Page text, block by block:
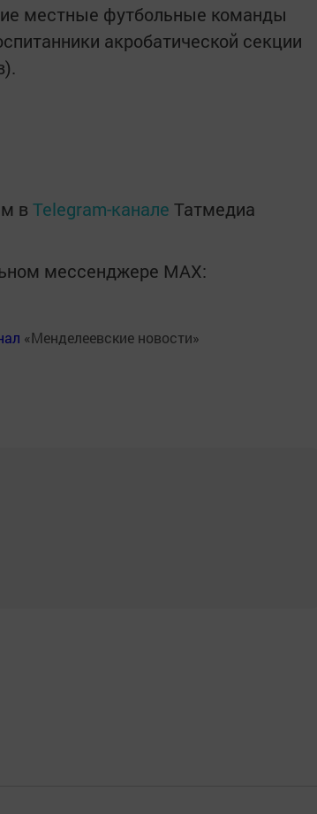
местные футбольные команды
акробатической секции
в Telegram-канале Татмедиа
мессенджере MАХ:
«Менделеевские новости»